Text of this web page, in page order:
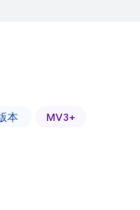
本 MV3+